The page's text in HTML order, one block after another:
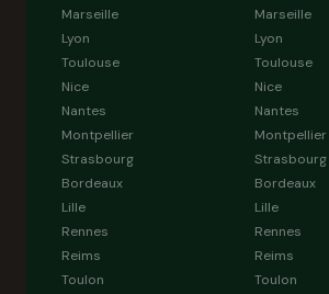
Marseille
Lyon
Toulouse
Nice
Nantes
Montpellier
Strasbourg
Bordeaux
Lille
Rennes
Reims
Toulon
Marseille
Lyon
Toulouse
Nice
Nantes
Montpellier
Strasbourg
Bordeaux
Lille
Rennes
Reims
Toulon